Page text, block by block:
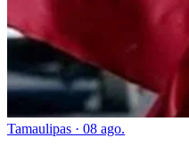
Tamaulipas · 08 ago.